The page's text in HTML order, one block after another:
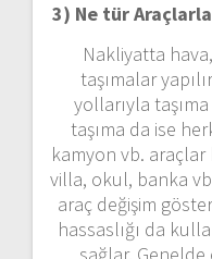
3) Ne tür Araçlarla
Nakliyatta
taşımalar
yollarıyla
taşıma da ise
kamyon vb. araçlar
villa, okul, banka
araç değişim
hassaslığı da